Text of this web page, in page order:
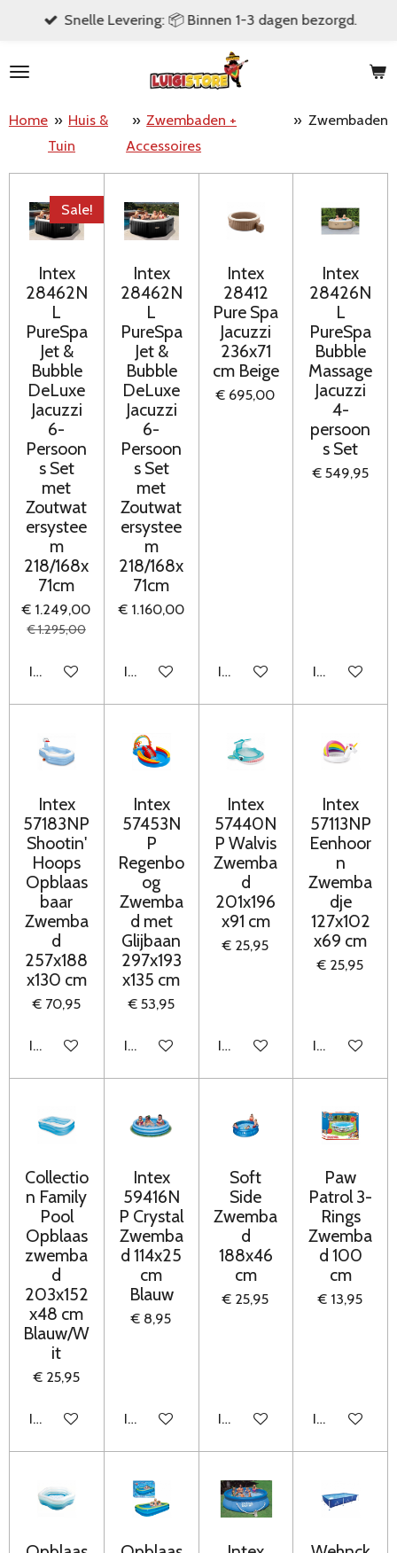
naar
hoofdinhoud
Snelle Levering: 📦 Binnen 1-3 dagen bezorgd.
Home » Huis &
Tuin
» Zwembaden +
Accessoires
» Zwembaden
Sale!
Intex
28462N
L
PureSpa
Jet &
Bubble
DeLuxe
Jacuzzi
6-
Persoon
s Set
met
Zoutwat
ersystee
m
218/168x
71cm
€ 1.249,00
€ 1.295,00
In winkelwagen
Intex
28462N
L
PureSpa
Jet &
Bubble
DeLuxe
Jacuzzi
6-
Persoon
s Set
met
Zoutwat
ersystee
m
218/168x
71cm
€ 1.160,00
In winkelwagen
Intex
28412
Pure Spa
Jacuzzi
236x71
cm Beige
€ 695,00
In winkelwagen
Intex
28426N
L
PureSpa
Bubble
Massage
Jacuzzi
4-
persoon
s Set
€ 549,95
In
Intex
57183NP
Shootin'
Hoops
Opblaas
baar
Zwemba
d
257x188
x130 cm
€ 70,95
In winkelwagen
Intex
57453N
P
Regenbo
og
Zwemba
d met
Glijbaan
297x193
x135 cm
€ 53,95
In winkelwagen
Intex
57440N
P Walvis
Zwemba
d
201x196
x91 cm
€ 25,95
In winkelwagen
Intex
57113NP
Eenhoor
n
Zwemba
dje
127x102
x69 cm
€ 25,95
In
Collectio
n Family
Pool
Opblaas
zwemba
d
203x152
x48 cm
Blauw/W
it
€ 25,95
In winkelwagen
Intex
59416N
P Crystal
Zwemba
d 114x25
cm
Blauw
€ 8,95
In winkelwagen
Soft
Side
Zwemba
d
188x46
cm
€ 25,95
In winkelwagen
Paw
Patrol 3-
Rings
Zwemba
d 100
cm
€ 13,95
In